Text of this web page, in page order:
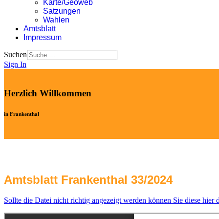
Karte/Geoweb
Satzungen
Wahlen
Amtsblatt
Impressum
Suchen
Sign In
Herzlich Willkommen
in Frankenthal
Amtsblatt Frankenthal 33/2024
Sollte die Datei nicht richtig angezeigt werden können Sie diese hier